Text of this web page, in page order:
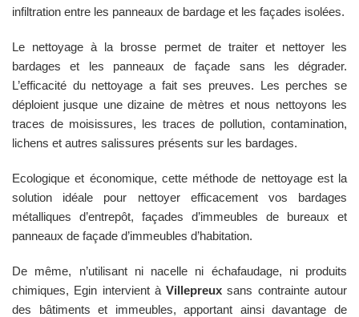
infiltration entre les panneaux de bardage et les façades isolées.
Le nettoyage à la brosse permet de traiter et nettoyer les
bardages et les panneaux de façade sans les dégrader.
L’efficacité du nettoyage a fait ses preuves. Les perches se
déploient jusque une dizaine de mètres et nous nettoyons les
traces de moisissures, les traces de pollution, contamination,
lichens et autres salissures présents sur les bardages.
Ecologique et économique, cette méthode de nettoyage est la
solution idéale pour nettoyer efficacement vos bardages
métalliques d’entrepôt, façades d’immeubles de bureaux et
panneaux de façade d’immeubles d’habitation.
De même, n’utilisant ni nacelle ni échafaudage, ni produits
chimiques, Egin intervient àVillepreux sans contrainte autour
des bâtiments et immeubles, apportant ainsi davantage de